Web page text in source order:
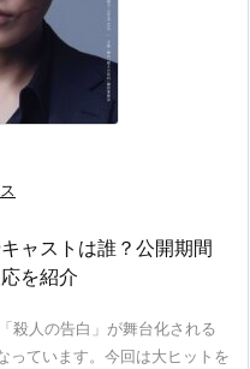
ャストは誰？公開期間
を紹介
殺人の告白」が舞台化される
っています。今回は大ヒットを